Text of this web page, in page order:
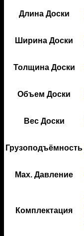
Длина Доски
Ширина Доски
Толщина Доски
Объем Доски
Вес Доски
Грузоподъёмность
Мах. Давление
Комплектация